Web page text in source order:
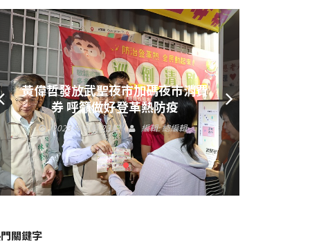
黃偉哲發放武聖夜市加碼夜市消費
券 呼籲做好登革熱防疫
2023 年 9 月 23 日 編輯:總編輯
關鍵字